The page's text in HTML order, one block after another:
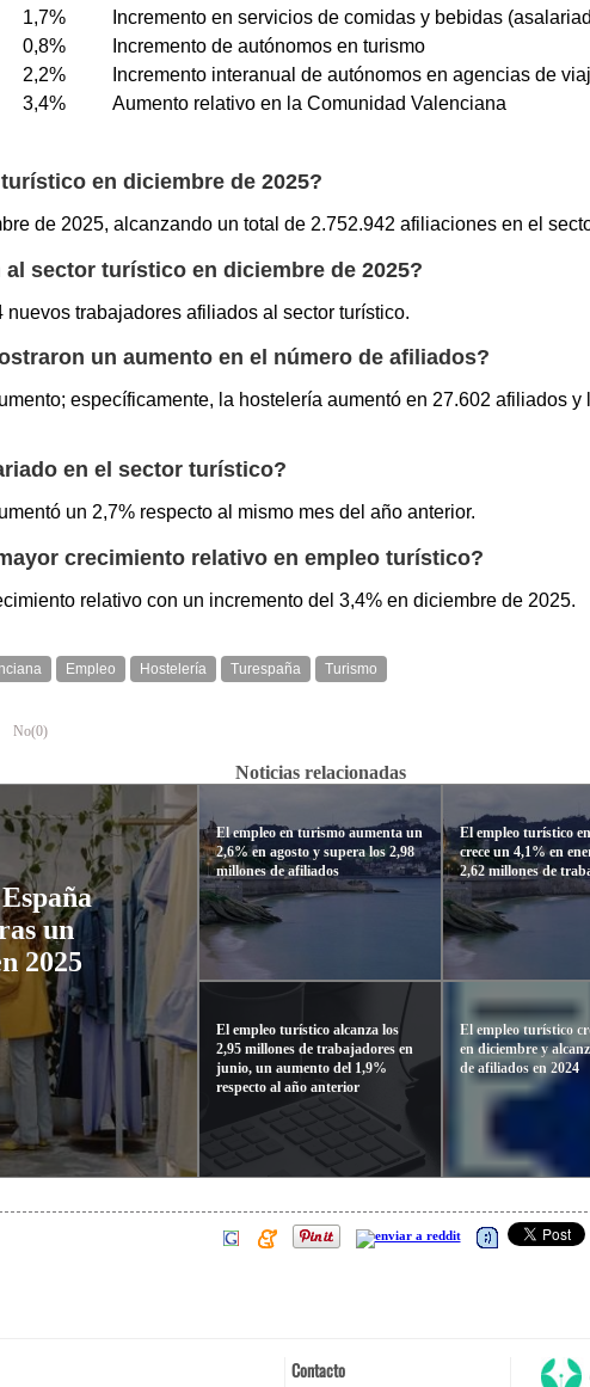
1,7%
Incremento en servicios de comidas y bebidas
0,8%
Incremento de autónomos en turismo
2,2%
Incremento interanual de autónomos en agencias de
3,4%
Aumento relativo en la Comunidad Valenciana
en diciembre de 2025?
de 2025, alcanzando un total de 2.752.942 afiliaciones en el
sector turístico en diciembre de 2025?
trabajadores afiliados al sector turístico.
un aumento en el número de afiliados?
específicamente, la hostelería aumentó en 27.602 afiliados
en el sector turístico?
un 2,7% respecto al mismo mes del año anterior.
crecimiento relativo en empleo turístico?
relativo con un incremento del 3,4% en diciembre de 2025.
Empleo Hostelería Turespaña Turismo
No(0)
Noticias relacionadas
un
2025
El empleo en turismo aumenta un
2,6% en agosto y supera los 2,98
millones de afiliados
El empleo turístico alcanza los
2,95 millones de trabajadores en
junio, un aumento del 1,9%
respecto al año anterior
El empleo turístico
crece un 4,1% en
2,62 millones de
El empleo turístico
en diciembre y
de afiliados en 2024
Contacto